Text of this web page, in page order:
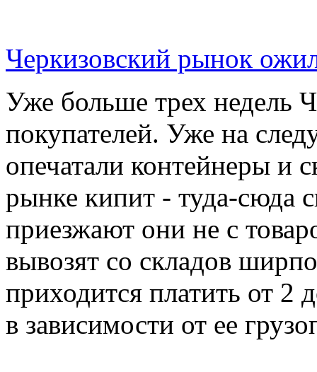
Черкизовский рынок
Уже больше трех недель
покупателей. Уже на
опечатали контейнеры и
рынке кипит - туда-сюда
приезжают они не с
вывозят со складов
приходится платить от 2
в зависимости от ее